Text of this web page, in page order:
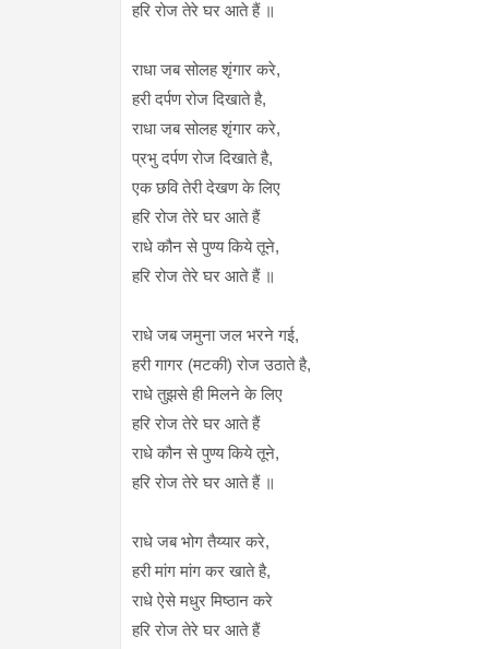
हरि रोज तेरे घर आते हैं ॥
राधा जब सोलह शृंगार करे,
हरी दर्पण रोज दिखाते है,
राधा जब सोलह शृंगार करे,
प्रभु दर्पण रोज दिखाते है,
एक छवि तेरी देखण के लिए
हरि रोज तेरे घर आते हैं
राधे कौन से पुण्य किये तूने,
हरि रोज तेरे घर आते हैं ॥
राधे जब जमुना जल भरने गई,
हरी गागर (मटकी) रोज उठाते है,
राधे तुझसे ही मिलने के लिए
हरि रोज तेरे घर आते हैं
राधे कौन से पुण्य किये तूने,
हरि रोज तेरे घर आते हैं ॥
राधे जब भोग तैय्यार करे,
हरी मांग मांग कर खाते है,
राधे ऐसे मधुर मिष्ठान करे
हरि रोज तेरे घर आते हैं